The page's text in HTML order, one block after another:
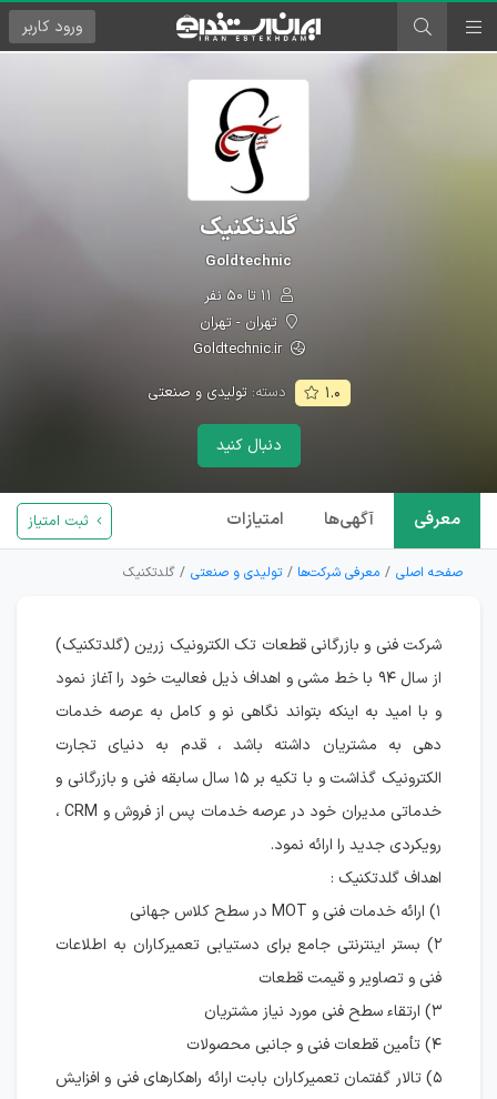
ورود کاربر
گلدتکنیک
Goldtechnic
تهران - تهران
Goldtechnic.ir
۱.۰ دسته:تولیدی و صنعتی
دنبال کنید
معرفی آگهی‌ها امتیازات ثبت امتیاز
صفحه اصلی معرفی شرکت‌ها تولیدی و صنعتی گلدتکنیک
شرکت فنی و بازرگانی قطعات تک الکترونیک زرین (گلدتکنیک)
از سال ۹۴ با خط مشی و اهداف ذیل فعالیت خود را آغاز نمود
و با امید به اینکه بتواند نگاهی نو و کامل به عرصه خدمات
دهی به مشتریان داشته باشد ، قدم به دنیای تجارت
الکترونیک گذاشت و با تکیه بر ۱۵ سال سابقه فنی و بازرگانی و
خدماتی مدیران خود در عرصه خدمات پس از فروش و CRM ،
رویکردی جدید را ارائه نمود.
اهداف گلدتکنیک :
۱) ارائه خدمات فنی و MOT در سطح کلاس جهانی
۲) بستر اینترنتی جامع برای دستیابی تعمیرکاران به اطلاعات
فنی و تصاویر و قیمت قطعات
۳) ارتقاء سطح فنی مورد نیاز مشتریان
۴) تأمین قطعات فنی و جانبی محصولات
۵) تالار گفتمان تعمیرکاران بابت ارائه راهکارهای فنی و افزایش